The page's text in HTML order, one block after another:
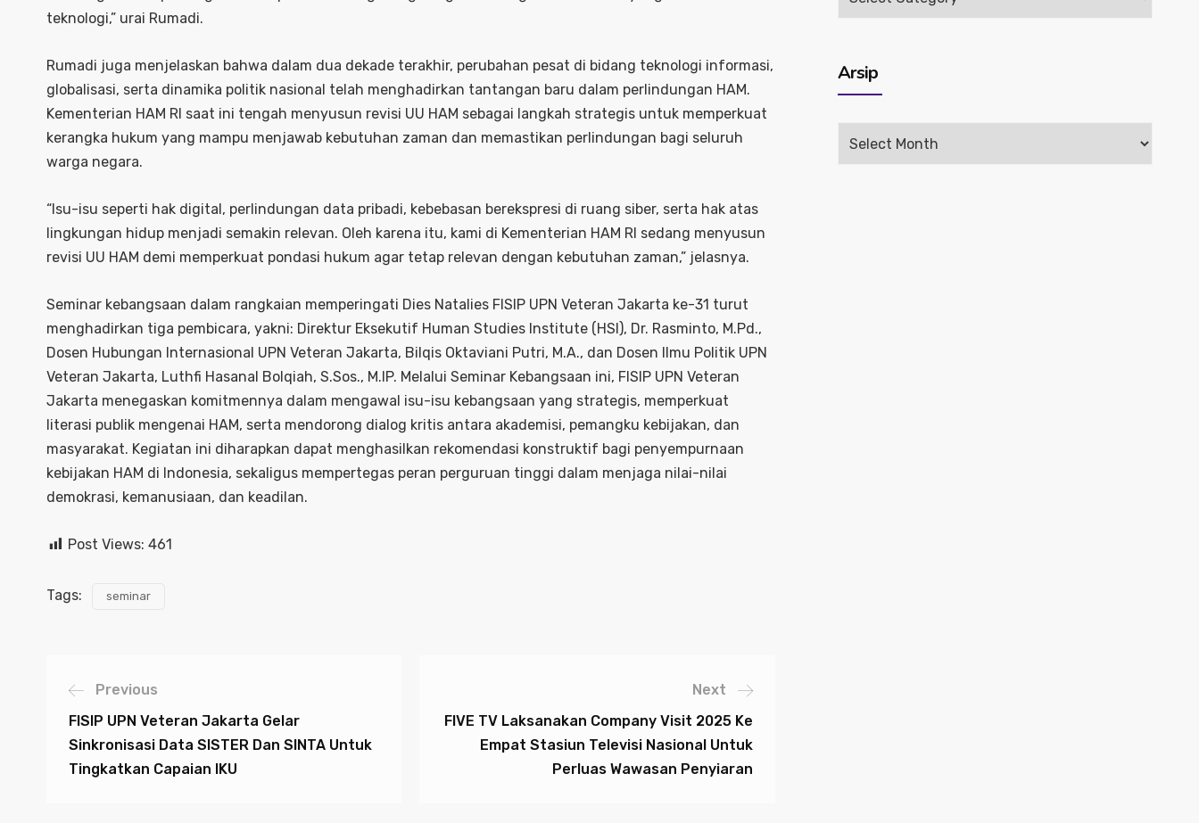
teknologi,” urai Rumadi.
Rumadi juga menjelaskan bahwa dalam dua dekade terakhir, perubahan pesat di bidang teknologi informasi,
globalisasi, serta dinamika politik nasional telah menghadirkan tantangan baru dalam perlindungan HAM.
Kementerian HAM RI saat ini tengah menyusun revisi UU HAM sebagai langkah strategis untuk memperkuat
kerangka hukum yang mampu menjawab kebutuhan zaman dan memastikan perlindungan bagi seluruh
warga negara.
“Isu-isu seperti hak digital, perlindungan data pribadi, kebebasan berekspresi di ruang siber, serta hak atas
lingkungan hidup menjadi semakin relevan. Oleh karena itu, kami di Kementerian HAM RI sedang menyusun
revisi UU HAM demi memperkuat pondasi hukum agar tetap relevan dengan kebutuhan zaman,” jelasnya.
Seminar kebangsaan dalam rangkaian memperingati Dies Natalies FISIP UPN Veteran Jakarta ke-31 turut
menghadirkan tiga pembicara, yakni: Direktur Eksekutif Human Studies Institute (HSI), Dr. Rasminto, M.Pd.,
Dosen Hubungan Internasional UPN Veteran Jakarta, Bilqis Oktaviani Putri, M.A., dan Dosen Ilmu Politik UPN
Veteran Jakarta, Luthfi Hasanal Bolqiah, S.Sos., M.IP. Melalui Seminar Kebangsaan ini, FISIP UPN Veteran
Jakarta menegaskan komitmennya dalam mengawal isu-isu kebangsaan yang strategis, memperkuat
literasi publik mengenai HAM, serta mendorong dialog kritis antara akademisi, pemangku kebijakan, dan
masyarakat. Kegiatan ini diharapkan dapat menghasilkan rekomendasi konstruktif bagi penyempurnaan
kebijakan HAM di Indonesia, sekaligus mempertegas peran perguruan tinggi dalam menjaga nilai-nilai
demokrasi, kemanusiaan, dan keadilan.
Post Views: 461
Tags: seminar
Previous
FISIP UPN Veteran Jakarta Gelar
Sinkronisasi Data SISTER Dan SINTA Untuk
Tingkatkan Capaian IKU
Next
FIVE TV Laksanakan Company Visit 2025 Ke
Empat Stasiun Televisi Nasional Untuk
Perluas Wawasan Penyiaran
Arsip
Arsip